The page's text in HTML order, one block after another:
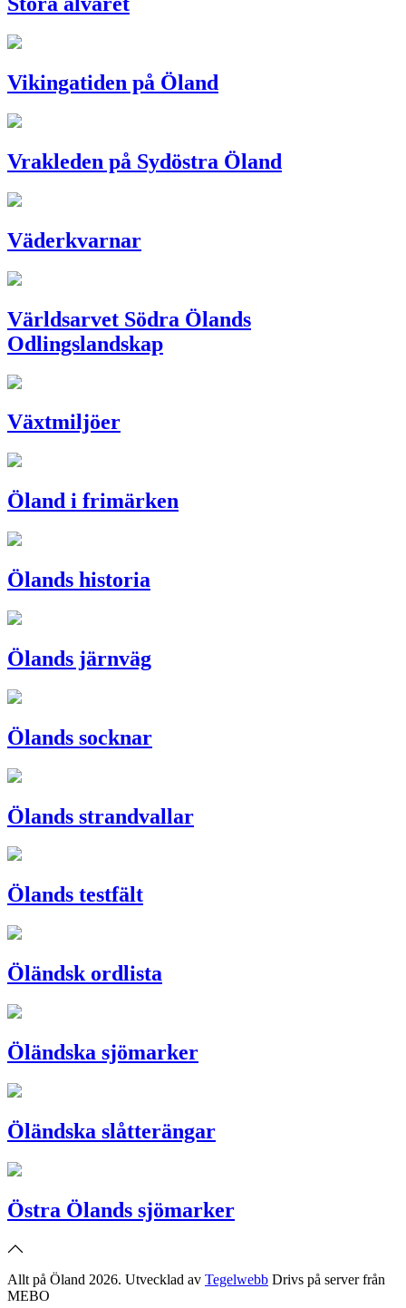
Vikingatiden på Öland
Vrakleden på Sydöstra Öland
Väderkvarnar
Världsarvet Södra Ölands
Odlingslandskap
Växtmiljöer
Öland i frimärken
Ölands historia
Ölands järnväg
Ölands socknar
Ölands strandvallar
Ölands testfält
Öländsk ordlista
Öländska sjömarker
Öländska slåtterängar
Östra Ölands sjömarker
Allt på Öland 2026. Utvecklad av Tegelwebb Drivs på server från
MEBO